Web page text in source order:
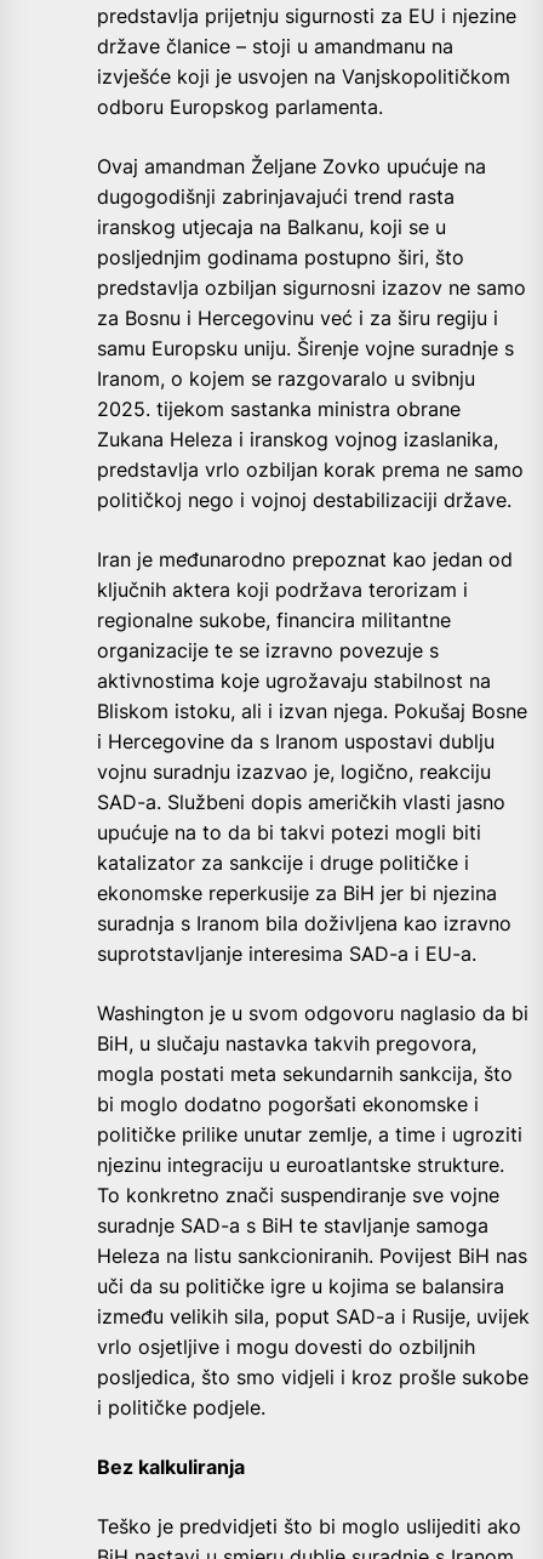
predstavlja prijetnju sigurnosti za EU i njezine
države članice – stoji u amandmanu na
izvješće koji je usvojen na Vanjskopolitičkom
odboru Europskog parlamenta.
Ovaj amandman Željane Zovko upućuje na
dugogodišnji zabrinjavajući trend rasta
iranskog utjecaja na Balkanu, koji se u
posljednjim godinama postupno širi, što
predstavlja ozbiljan sigurnosni izazov ne samo
za Bosnu i Hercegovinu već i za širu regiju i
samu Europsku uniju. Širenje vojne suradnje s
Iranom, o kojem se razgovaralo u svibnju
2025. tijekom sastanka ministra obrane
Zukana Heleza i iranskog vojnog izaslanika,
predstavlja vrlo ozbiljan korak prema ne samo
političkoj nego i vojnoj destabilizaciji države.
Iran je međunarodno prepoznat kao jedan od
ključnih aktera koji podržava terorizam i
regionalne sukobe, financira militantne
organizacije te se izravno povezuje s
aktivnostima koje ugrožavaju stabilnost na
Bliskom istoku, ali i izvan njega. Pokušaj Bosne
i Hercegovine da s Iranom uspostavi dublju
vojnu suradnju izazvao je, logično, reakciju
SAD-a. Službeni dopis američkih vlasti jasno
upućuje na to da bi takvi potezi mogli biti
katalizator za sankcije i druge političke i
ekonomske reperkusije za BiH jer bi njezina
suradnja s Iranom bila doživljena kao izravno
suprotstavljanje interesima SAD-a i EU-a.
Washington je u svom odgovoru naglasio da bi
BiH, u slučaju nastavka takvih pregovora,
mogla postati meta sekundarnih sankcija, što
bi moglo dodatno pogoršati ekonomske i
političke prilike unutar zemlje, a time i ugroziti
njezinu integraciju u euroatlantske strukture.
To konkretno znači suspendiranje sve vojne
suradnje SAD-a s BiH te stavljanje samoga
Heleza na listu sankcioniranih. Povijest BiH nas
uči da su političke igre u kojima se balansira
između velikih sila, poput SAD-a i Rusije, uvijek
vrlo osjetljive i mogu dovesti do ozbiljnih
posljedica, što smo vidjeli i kroz prošle sukobe
i političke podjele.
Bez kalkuliranja
Teško je predvidjeti što bi moglo uslijediti ako